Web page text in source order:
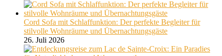
Cord Sofa mit Schlaffunktion: Der perfekte Begleiter für
stilvolle Wohnräume und Übernachtungsgäste
26. Juli 2026